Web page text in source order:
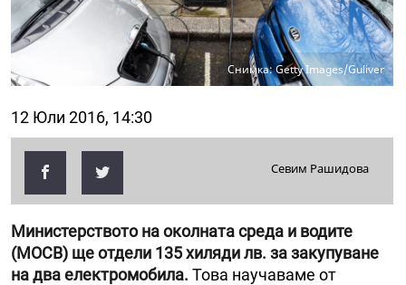
Снимка: Getty Images/Guliver
12 Юли 2016, 14:30
Севим Рашидова
Министерството на околната среда и водите
(МОСВ) ще отдели 135 хиляди лв. за закупуване
на два електромобила. Това научаваме от